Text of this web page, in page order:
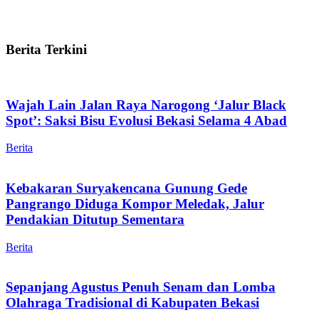
Berita Terkini
Wajah Lain Jalan Raya Narogong ‘Jalur Black
Spot’: Saksi Bisu Evolusi Bekasi Selama 4 Abad
Berita
Kebakaran Suryakencana Gunung Gede
Pangrango Diduga Kompor Meledak, Jalur
Pendakian Ditutup Sementara
Berita
Sepanjang Agustus Penuh Senam dan Lomba
Olahraga Tradisional di Kabupaten Bekasi